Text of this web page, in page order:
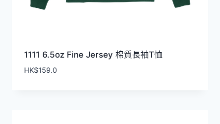
1111 6.5o​z Fine Jersey 棉質長袖T恤
HK$159.0